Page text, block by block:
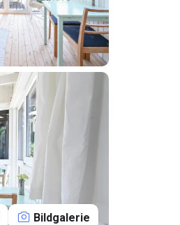
Bildgalerie